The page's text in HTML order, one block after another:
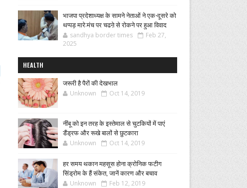
भाजपा प्रदेशाध्यक्ष के सामने नेताओं ने एक-दूसरे को
थप्पड़ मारे:मंच पर चढऩे से रोकने पर हुआ विवाद
sandhya border times
Feb 27,
2025
HEALTH
जरूरी है पैरों की देखभाल
Unknown Oct 14, 2019
नींबू को इन तरह के इस्तेमाल से चुटकियों में पाएं
डैंड्रफ और रूखे बालों से छुटकारा
Unknown Oct 14, 2019
हर समय थकान महसूस होना क्रोनिक फटीग
सिंड्रोम के हैं संकेत, जानें कारण और बचाव
Unknown Feb 12, 2019